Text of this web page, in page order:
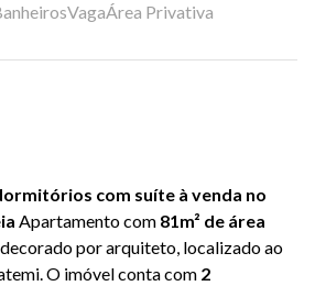
VagaÁrea Privativa
com suíte à venda no
Apartamento com 81m² de área
por arquiteto, localizado ao
O imóvel conta com 2